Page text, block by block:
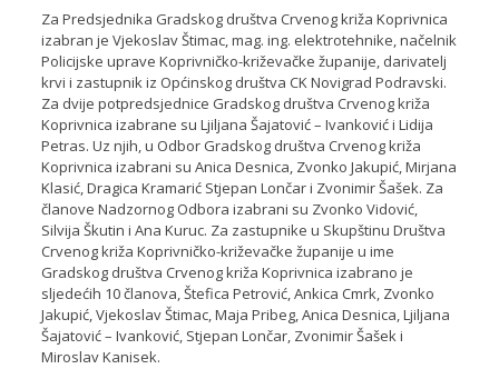
Za Predsjednika Gradskog društva Crvenog križa Koprivnica
izabran je Vjekoslav Štimac, mag. ing. elektrotehnike, načelnik
Policijske uprave Koprivničko-križevačke županije, darivatelj
krvi i zastupnik iz Općinskog društva CK Novigrad Podravski.
Za dvije potpredsjednice Gradskog društva Crvenog križa
Koprivnica izabrane su Ljiljana Šajatović – Ivanković i Lidija
Petras. Uz njih, u Odbor Gradskog društva Crvenog križa
Koprivnica izabrani su Anica Desnica, Zvonko Jakupić, Mirjana
Klasić, Dragica Kramarić Stjepan Lončar i Zvonimir Šašek. Za
članove Nadzornog Odbora izabrani su Zvonko Vidović,
Silvija Škutin i Ana Kuruc. Za zastupnike u Skupštinu Društva
Crvenog križa Koprivničko-križevačke županije u ime
Gradskog društva Crvenog križa Koprivnica izabrano je
sljedećih 10 članova, Štefica Petrović, Ankica Cmrk, Zvonko
Jakupić, Vjekoslav Štimac, Maja Pribeg, Anica Desnica, Ljiljana
Šajatović – Ivanković, Stjepan Lončar, Zvonimir Šašek i
Miroslav Kanisek.